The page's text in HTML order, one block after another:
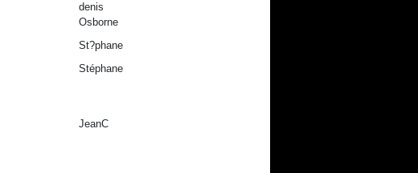
denis
Osborne
St?phane
Stéphane
JeanC